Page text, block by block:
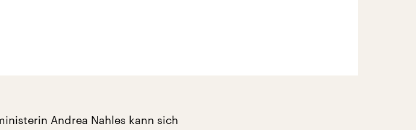
Andrea Nahles kann sich